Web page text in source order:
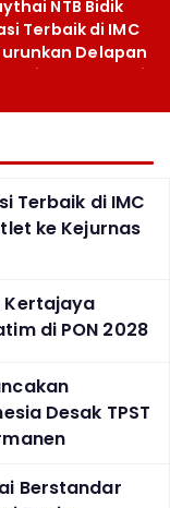
NTB Bidik
Terbaik di IMC
Delapan
Kejurnas Bekasi
Terbaik di IMC
ke Kejurnas
Kertajaya
di PON 2028
Desak TPST
Berstandar